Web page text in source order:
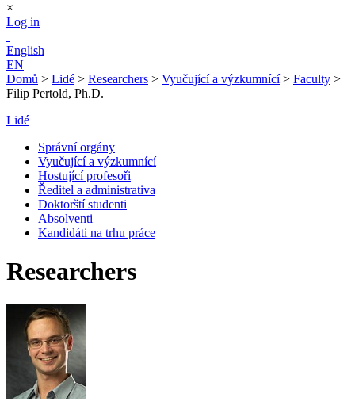
×
Log in
English
EN
Domů > Lidé > Researchers > Vyučující a výzkumnící > Faculty >
Filip Pertold, Ph.D.
Lidé
Správní orgány
Vyučující a výzkumnící
Hostující profesoři
Ředitel a administrativa
Doktorští studenti
Absolventi
Kandidáti na trhu práce
Researchers